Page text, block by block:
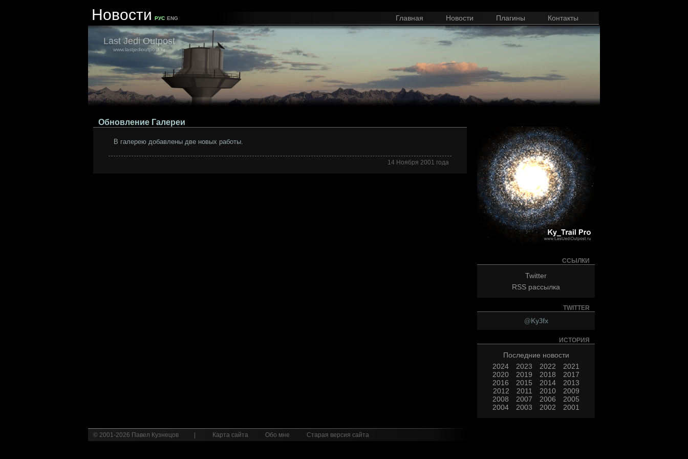
Главная Новости Плагины Контакты
Новости РУС ENG
Last Jedi Outpost
www.lastjedioutpost.ru
Обновление Галереи
В галерею добавлены две новых работы.
14 Ноября 2001 года
ССЫЛКИ
Twitter
RSS рассылка
TWITTER
@Ky3fx
ИСТОРИЯ
Последние новости
2024
2023 2022
2021
2020
2019 2018
2017
2016
2015 2014
2013
2012
2011 2010
2009
2008
2007 2006
2005
2004
2003 2002 2001
© 2001-2026 Павел Кузнецов Карта сайта Обо мне Старая версия сайта